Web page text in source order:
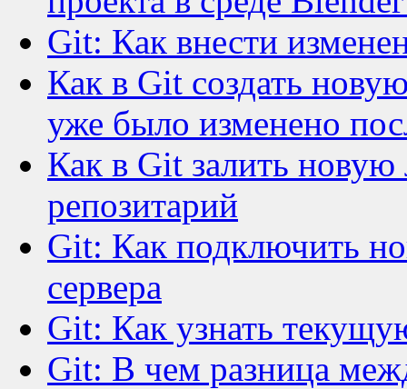
Git: Как внести
Как в Git создать
уже было изменено
Как в Git залить
репозитарий
Git: Как подключить
сервера
Git: Как узнать
Git: В чем разница